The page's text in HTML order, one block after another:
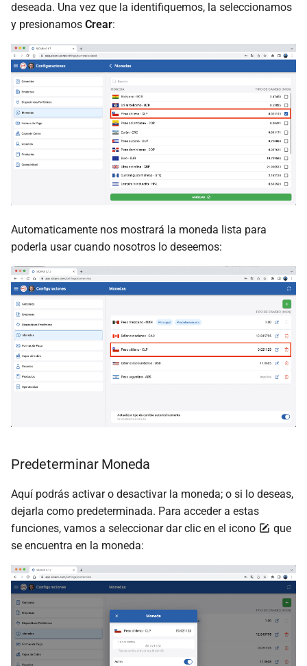
deseada. Una vez que la identifiquemos, la seleccionamos
y presionamos Crear:
Automaticamente nos mostrará la moneda lista para
poderla usar cuando nosotros lo deseemos:
Predeterminar Moneda
Aquí podrás activar o desactivar la moneda; o si lo deseas,
dejarla como predeterminada. Para acceder a estas
funciones, vamos a seleccionar dar clic en el icono
que
se encuentra en la moneda: